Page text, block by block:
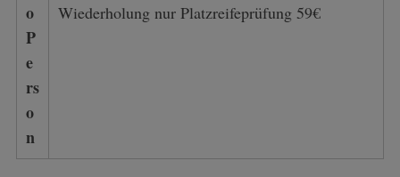
o
P
e
rs
o
n
Wiederholung nur Platzreifeprüfung 59€